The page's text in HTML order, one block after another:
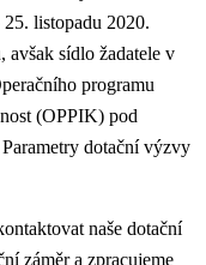
listopadu 2020.
avšak sídlo žadatele v
programu
(OPPIK) pod
dotační výzvy
naše dotační
záměr a zpracujeme